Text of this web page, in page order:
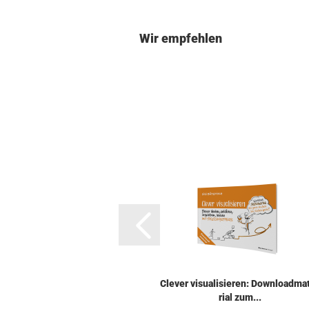
Wir empfehlen
Cle­ver vi­sua­li­sie­ren:
ri­al zum...